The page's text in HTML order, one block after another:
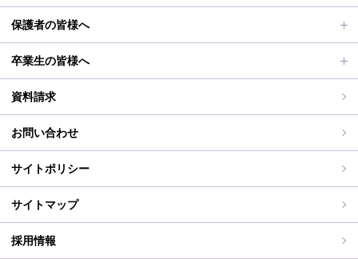
め対策基本方針
進路実績
滋賀短期大学への推薦制度
オープンスクールレポート
2026年度（令和8年度）募集概要
過去の入試問題
部活動、生徒会行事
制服紹介
海外研修旅行
学校行事
保護者の皆様へ
保護者の皆様へ
PT通信
卒業生の皆様へ
各種証明書交付について
同窓会事務局よりお知らせ
同窓会報（すみれ）、すみれweb
ご住所変更
資料請求
お問い合わせ
サイトポリシー
サイトマップ
採用情報